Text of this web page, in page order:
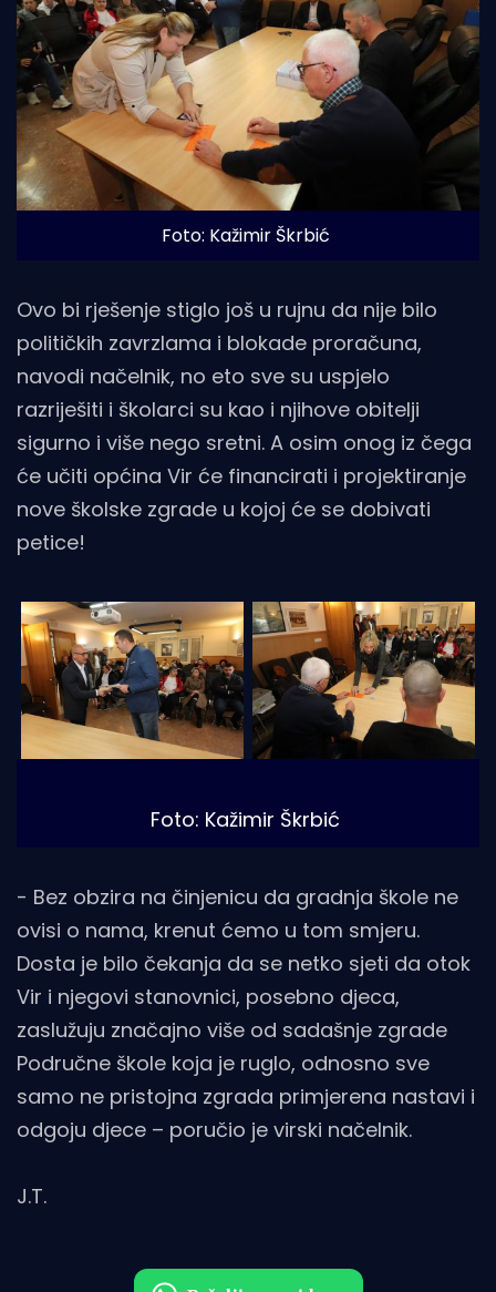
Foto: Kažimir Škrbić
Ovo bi rješenje stiglo još u rujnu da nije bilo
političkih zavrzlama i blokade proračuna,
navodi načelnik, no eto sve su uspjelo
razriješiti i školarci su kao i njihove obitelji
sigurno i više nego sretni. A osim onog iz čega
će učiti općina Vir će financirati i projektiranje
nove školske zgrade u kojoj će se dobivati
petice!
Foto: Kažimir Škrbić
- Bez obzira na činjenicu da gradnja škole ne
ovisi o nama, krenut ćemo u tom smjeru.
Dosta je bilo čekanja da se netko sjeti da otok
Vir i njegovi stanovnici, posebno djeca,
zaslužuju značajno više od sadašnje zgrade
Područne škole koja je ruglo, odnosno sve
samo ne pristojna zgrada primjerena nastavi i
odgoju djece – poručio je virski načelnik.
J.T.